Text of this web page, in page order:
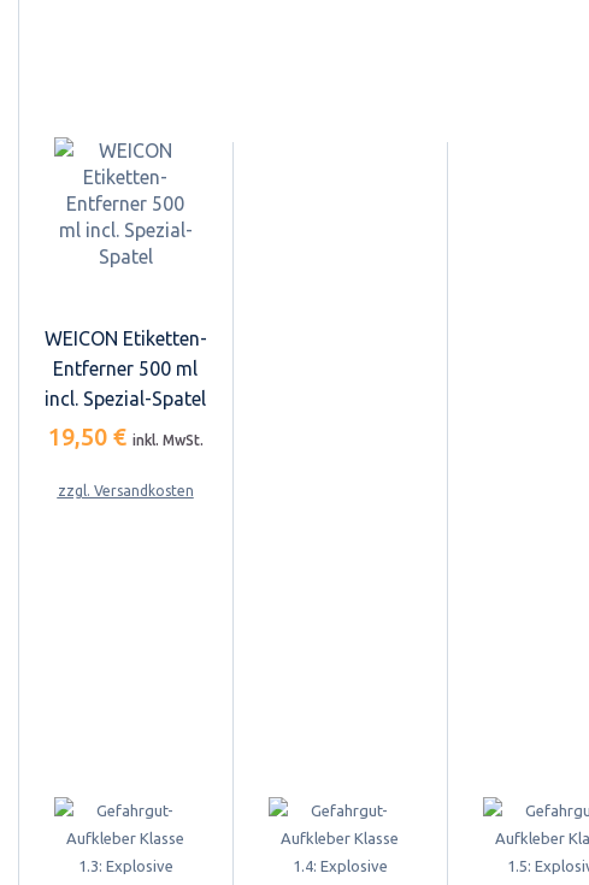
WEICON Etiketten-
Entferner 500 ml
incl. Spezial-Spatel
19,50 € inkl. MwSt.
zzgl. Versandkosten